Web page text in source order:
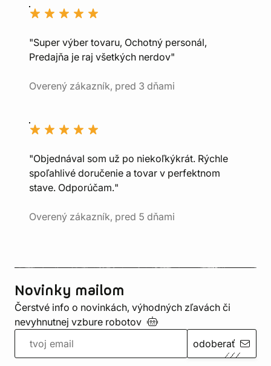
"Super výber tovaru, Ochotný personál,
Predajňa je raj všetkých nerdov"
Overený zákazník, pred 3 dňami
"Objednával som už po niekoľkýkrát. Rýchle
spoľahlivé doručenie a tovar v perfektnom
stave. Odporúčam."
Overený zákazník, pred 5 dňami
Novinky mailom
Čerstvé info o novinkách, výhodných zľavách či
nevyhnutnej vzbure robotov
odoberať